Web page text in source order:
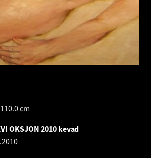
cm
OKSJON 2010 kevad